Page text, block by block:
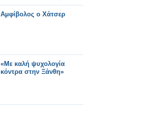
Αμφίβολος ο Χάτσερ
«Με καλή ψυχολογία
κόντρα στην Ξάνθη»